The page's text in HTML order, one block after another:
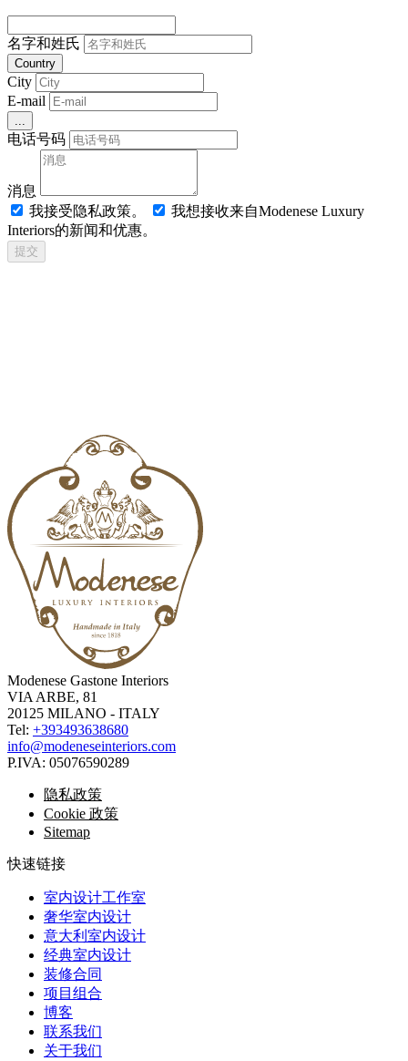
名字和姓氏
Country
City
E-mail
电话号码
消息
我接受隐私政策。
我想接收来自Modenese Luxury
Interiors的新闻和优惠。
提交
Modenese Gastone Interiors
VIA ARBE, 81
20125 MILANO - ITALY
Tel: +393493638680
info@modeneseinteriors.com
P.IVA: 05076590289
隐私政策
Cookie 政策
Sitemap
快速链接
室内设计工作室
奢华室内设计
意大利室内设计
经典室内设计
装修合同
项目组合
博客
联系我们
关于我们